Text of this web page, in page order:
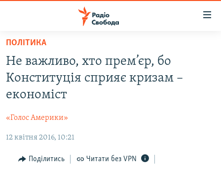
Перейти
основного
матеріалу
до
основної
Перейти
пошуку
ЕКОНОМІКА
СУСПІЛЬСТВО
КУЛЬТУРА
РОСІЙСЬКА «ФІЛЬТРАЦІЯ»
ДОНБАС.РЕАЛІЇ
КРИМ.РЕАЛІЇ
ПОЛІТИКА
Не важливо, хто прем’єр, бо
Конституція сприяє кризам –
економіст
«Голос Америки»
12 квітня 2016, 10:21
Поділитись Читати без VPN